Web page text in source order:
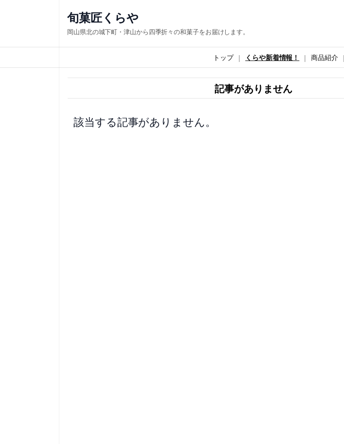
ス
キ
旬菓匠くらや
岡山県北の城下町・津山から四季折々の和菓子をお届けします。
トップ くらや新着情報！ 商品紹介
記事がありません
該当する記事がありません。